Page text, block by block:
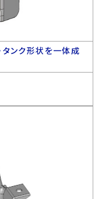
タンク形状を一体成